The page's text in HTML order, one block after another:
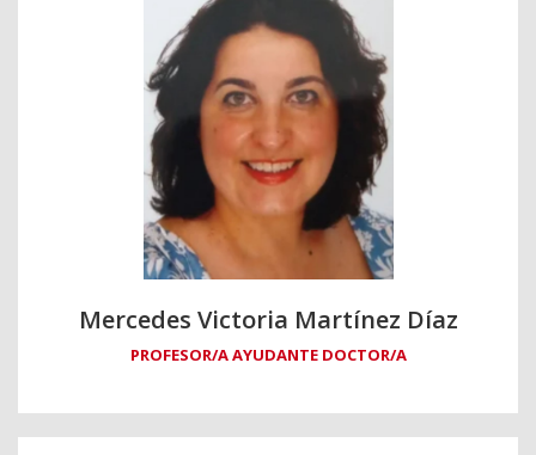
Mercedes Victoria Martínez Díaz
PROFESOR/A AYUDANTE DOCTOR/A